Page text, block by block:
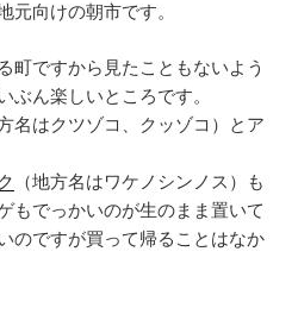
元向けの朝市です。
町ですから見たこともないよう
ぶん楽しいところです。
方名はクツゾコ、クッゾコ）とア
（地方名はワケノシンノス）も
もでっかいのが生のまま置いて
のですが買って帰ることはなか